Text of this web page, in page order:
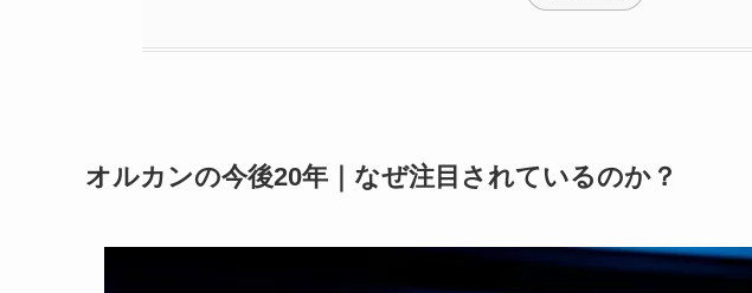
オルカンの今後20年｜なぜ注目されているのか？